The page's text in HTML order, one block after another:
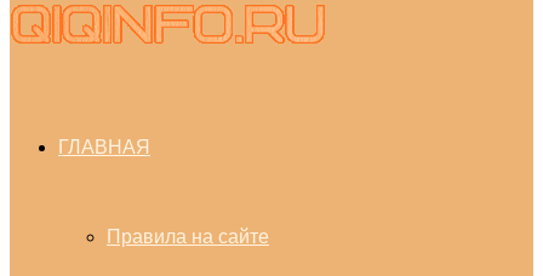
ГЛАВНАЯ
Правила на сайте